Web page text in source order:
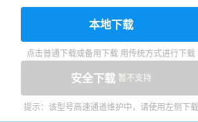
本地下载
点击普通下载或备用下载 用传统方式进行下载
安全下载 暂不支持
提示：该型号高速通道维护中，请使用左侧下载